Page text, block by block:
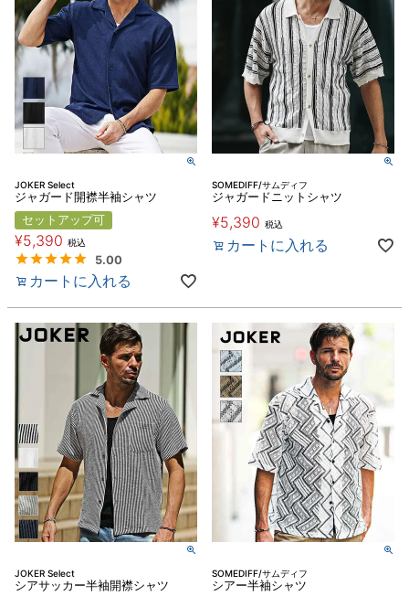
JOKER Select
ジャガード開襟半袖シャツ
セットアップ可
¥5,390 税込
5.00
カートに入れる
SOMEDIFF/サムディフ
ジャガードニットシャツ
¥5,390 税込
カートに入れる
JOKER Select
シアサッカー半袖開襟シャツ
SOMEDIFF/サムディフ
シアー半袖シャツ